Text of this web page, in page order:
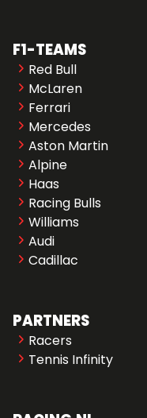
F1-TEAMS
Red Bull
McLaren
Ferrari
Mercedes
Aston Martin
Alpine
Haas
Racing Bulls
Williams
Audi
Cadillac
PARTNERS
Racers
Tennis Infinity